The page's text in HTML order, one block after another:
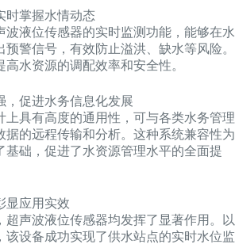
时掌握水情动态
波液位传感器的实时监测功能，能够在水
警信号，有效防止溢洪、缺水等风险。
水资源的调配效率和安全性。
，促进水务信息化发展
上具有高度的通用性，可与各类水务管理
据的远程传输和分析。这种系统兼容性为
基础，促进了水资源管理水平的全面提
显应用实效
超声波液位传感器均发挥了显著作用。以
该设备成功实现了供水站点的实时水位监